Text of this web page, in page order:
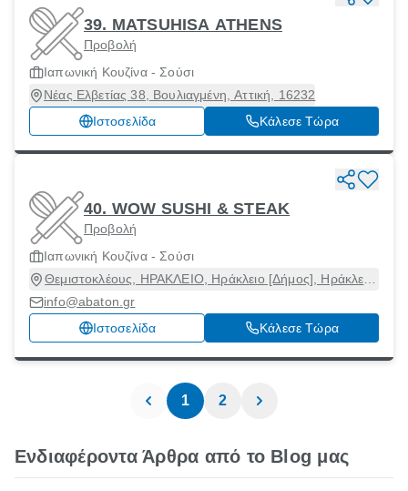
39. MATSUHISA ATHENS
Προβολή
Ιαπωνική Κουζίνα - Σούσι
Νέας Ελβετίας 38, Βουλιαγμένη, Αττική, 16232
Ιστοσελίδα
Κάλεσε Τώρα
40. WOW SUSHI & STEAK
Προβολή
Ιαπωνική Κουζίνα - Σούσι
Θεμιστοκλέους, ΗΡΑΚΛΕΙΟ, Ηράκλειο [Δήμος], Ηράκλειο,
info@abaton.gr
Ιστοσελίδα
Κάλεσε Τώρα
1 2
Ενδιαφέροντα Άρθρα από το Blog μας